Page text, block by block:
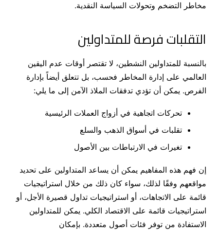
مخاطر التضخم وتحولات السياسة النقدية.
التقلبات فرصة للمتداولين
بالنسبة للمتداولين النشطين، لا تقتصر أوقات عدم اليقين
العالمي على إدارة المخاطر فحسب، بل تتعلق أيضاً بإدارة
الفرص. يمكن أن تؤدي تدفقات الملاذ الآمن إلى ما يلي:
تحركات اتجاهية في أزواج العملات الرئيسية
تقلبات في أسواق الذهب والسلع
تغيرات في الارتباطات بين الأصول
إن فهم هذه المفاهيم يمكن أن يساعد المتداولين على تحديد
مواقعهم وفقًا لذلك، سواء كان ذلك من خلال استراتيجيات
قائمة على الاتجاهات، أو استراتيجيات تداول قصيرة الأجل، أو
استراتيجيات قائمة على الاقتصاد الكلي. يمكن للمتداولين
الاستفادة من توفر فئات أصول متعددة. بإمكان